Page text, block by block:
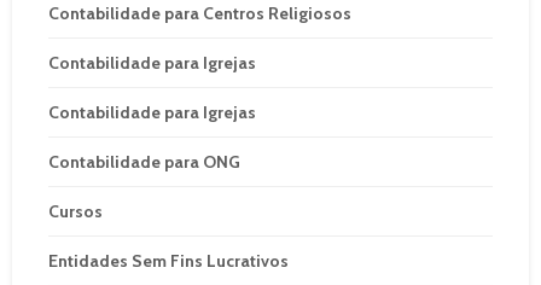
Contabilidade para Centros Religiosos
Contabilidade para Igrejas
Contabilidade para Igrejas
Contabilidade para ONG
Cursos
Entidades Sem Fins Lucrativos